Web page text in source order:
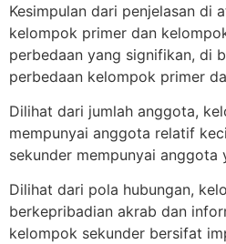
Kesimpulan dari penjelasan di
kelompok primer dan
perbedaan yang signifikan, di
perbedaan kelompok primer
Dilihat dari jumlah anggota,
mempunyai anggota relatif
sekunder mempunyai anggota
Dilihat dari pola hubungan,
berkepribadian akrab dan
kelompok sekunder bersifat